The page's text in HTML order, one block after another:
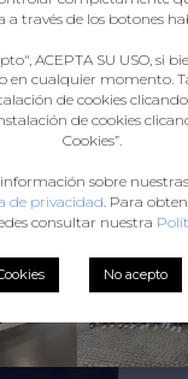
a través de los botones
ACEPTA SU USO, si
en cualquier momento.
de cookies
de cookies
Cookies”.
sobre
de privacidad . Para
consultar nuestra
No acepto